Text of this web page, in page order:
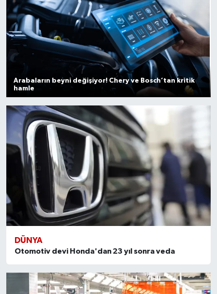
Arabaların beyni değişiyor! Chery ve Bosch’tan kritik
hamle
DÜNYA
Otomotiv devi Honda'dan 23 yıl sonra veda